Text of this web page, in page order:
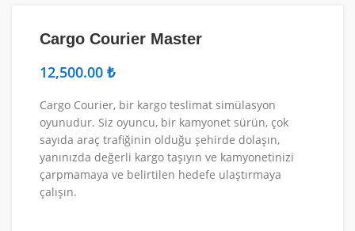
Cargo Courier Master
₺
Cargo Courier, bir kargo teslimat simülasyon
oyunudur. Siz oyuncu, bir kamyonet sürün, çok
sayıda araç trafiğinin olduğu şehirde dolaşın,
yanınızda değerli kargo taşıyın ve kamyonetinizi
çarpmamaya ve belirtilen hedefe ulaştırmaya
çalışın.